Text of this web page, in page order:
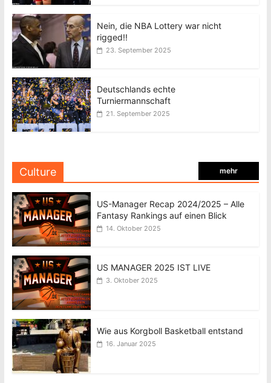
Nein, die NBA Lottery war nicht
rigged!!
23. September 2025
Deutschlands echte
Turniermannschaft
21. September 2025
Culture mehr
US-Manager Recap 2024/2025 – Alle
Fantasy Rankings auf einen Blick
14. Oktober 2025
US MANAGER 2025 IST LIVE
3. Oktober 2025
Wie aus Korgboll Basketball entstand
16. Januar 2025